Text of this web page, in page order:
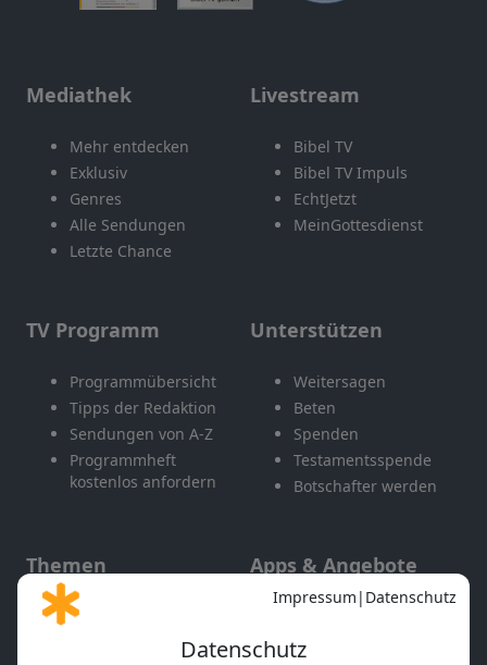
Mediathek
Mehr entdecken
Exklusiv
Genres
Alle Sendungen
Letzte Chance
Livestream
Bibel TV
Bibel TV Impuls
EchtJetzt
MeinGottesdienst
TV Programm
Programmübersicht
Tipps der Redaktion
Sendungen von A-Z
Programmheft
kostenlos anfordern
Unterstützen
Weitersagen
Beten
Spenden
Testamentsspende
Botschafter werden
Themen
Gott und Bibel erklärt
Apps & Angebote
Mobile App